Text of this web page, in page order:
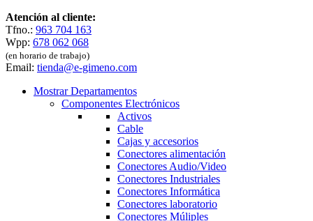
Atención al cliente:
Tfno.: 963 704 163
Wpp: 678 062 068
(en horario de trabajo)
Email: tienda@e-gimeno.com
Mostrar Departamentos
Componentes Electrónicos
Activos
Cable
Cajas y accesorios
Conectores alimentación
Conectores Audio/Video
Conectores Industriales
Conectores Informática
Conectores laboratorio
Conectores Múliples